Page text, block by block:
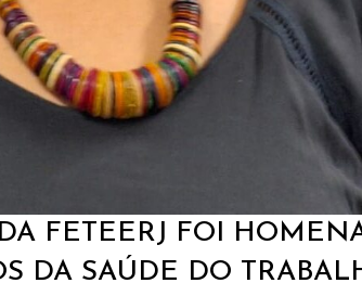
FETEERJ FOI
DA SAÚDE DO